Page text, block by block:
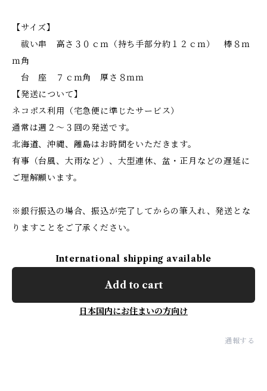
【サイズ】
祓い串 高さ３０ｃｍ（持ち手部分約１２ｃｍ） 棒８ｍ
ｍ角
台 座 ７ｃｍ角 厚さ８ｍｍ
【発送について】
ネコポス利用（宅急便に準じたサービス）
通常は週２～３回の発送です。
北海道、沖縄、離島はお時間をいただきます。
有事（台風、大雨など）、大型連休、盆・正月などの遅延に
ご理解願います。
※銀行振込の場合、振込が完了してからの筆入れ、発送とな
りますことをご了承ください。
International shipping available
Add to cart
日本国内にお住まいの方向け
通報する